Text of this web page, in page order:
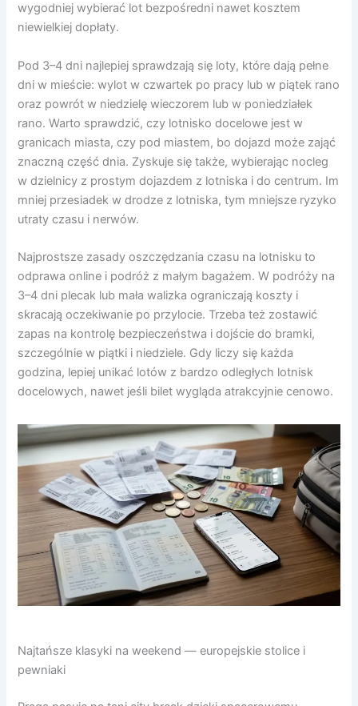
wygodniej wybierać lot bezpośredni nawet kosztem
niewielkiej dopłaty.
Pod 3–4 dni najlepiej sprawdzają się loty, które dają pełne
dni w mieście: wylot w czwartek po pracy lub w piątek rano
oraz powrót w niedzielę wieczorem lub w poniedziałek
rano. Warto sprawdzić, czy lotnisko docelowe jest w
granicach miasta, czy pod miastem, bo dojazd może zająć
znaczną część dnia. Zyskuje się także, wybierając nocleg
w dzielnicy z prostym dojazdem z lotniska i do centrum. Im
mniej przesiadek w drodze z lotniska, tym mniejsze ryzyko
utraty czasu i nerwów.
Najprostsze zasady oszczędzania czasu na lotnisku to
odprawa online i podróż z małym bagażem. W podróży na
3–4 dni plecak lub mała walizka ograniczają koszty i
skracają oczekiwanie po przylocie. Trzeba też zostawić
zapas na kontrolę bezpieczeństwa i dojście do bramki,
szczególnie w piątki i niedziele. Gdy liczy się każda
godzina, lepiej unikać lotów z bardzo odległych lotnisk
docelowych, nawet jeśli bilet wygląda atrakcyjnie cenowo.
Najtańsze klasyki na weekend — europejskie stolice i
pewniaki